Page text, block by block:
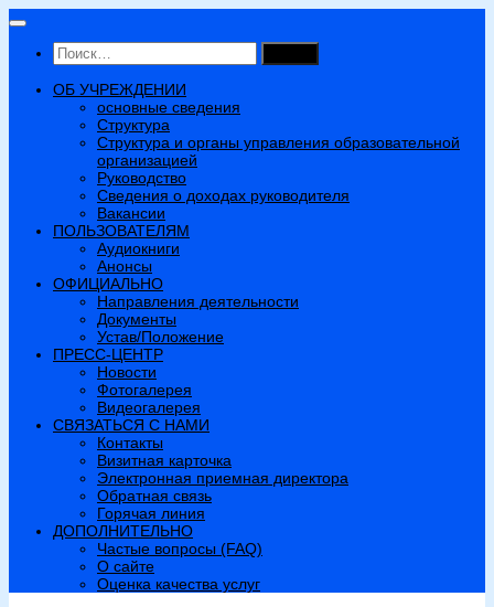
Перейти
содержимому
Найти:
ОБ УЧРЕЖДЕНИИ
основные сведения
Структура
Структура и органы управления образовательной
организацией
Руководство
Сведения о доходах руководителя
Вакансии
ПОЛЬЗОВАТЕЛЯМ
Аудиокниги
Анонсы
ОФИЦИАЛЬНО
Направления деятельности
Документы
Устав/Положение
ПРЕСС-ЦЕНТР
Новости
Фотогалерея
Видеогалерея
СВЯЗАТЬСЯ С НАМИ
Контакты
Визитная карточка
Электронная приемная директора
Обратная связь
Горячая линия
ДОПОЛНИТЕЛЬНО
Частые вопросы (FAQ)
О сайте
Оценка качества услуг